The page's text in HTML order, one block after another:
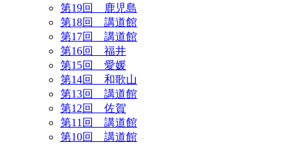
第19回 鹿児島
第18回 講道館
第17回 講道館
第16回 福井
第15回 愛媛
第14回 和歌山
第13回 講道館
第12回 佐賀
第11回 講道館
第10回 講道館